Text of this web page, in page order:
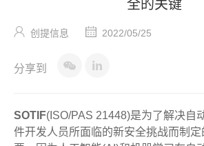
全的关键
创提信息 2022/05/25
分享到
SOTIF(ISO/PAS 21448)是为了解决自
件开发人员所面临的新安全挑战而制